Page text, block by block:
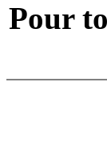
Pour